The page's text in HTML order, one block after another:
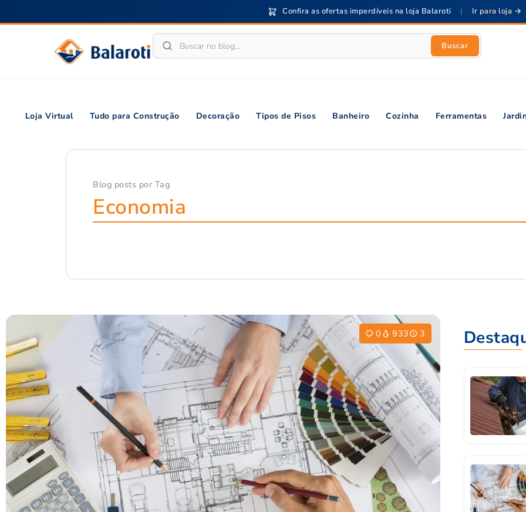
Confira as ofertas imperdíveis na loja Balaroti | Ir para loja →
Buscar
Loja Virtual Tudo para Construção Decoração Tipos de Pisos Banheiro Cozinha Ferramentas
Blog posts por Tag
Economia
0 933 3